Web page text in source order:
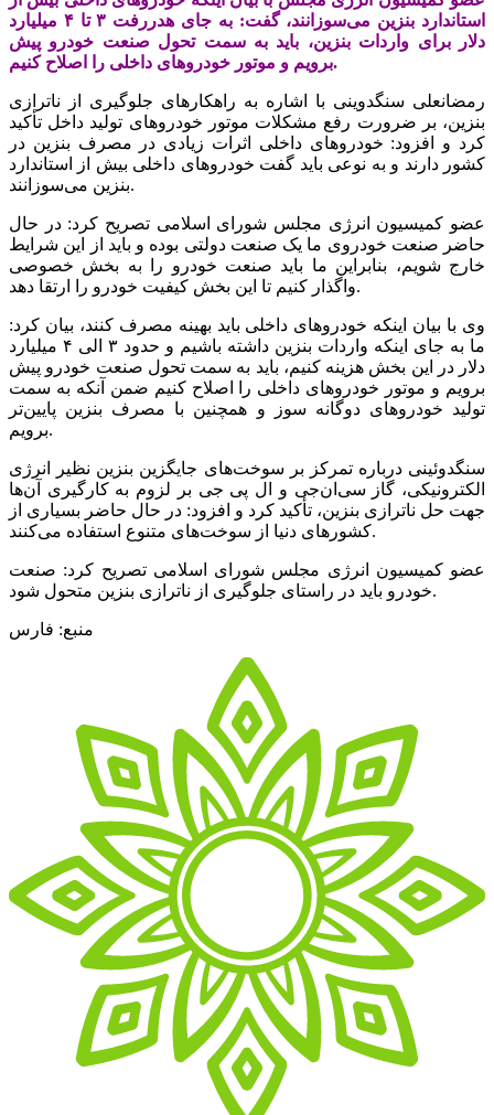
استاندارد بنزین می‌سوزانند، گفت: به جای هدررفت ۳ تا ۴ میلیارد
دلار برای واردات بنزین، باید به سمت تحول صنعت خودرو پیش
برویم و موتور خودروهای داخلی را اصلاح کنیم.
‌رمضانعلی سنگدوینی با اشاره به راهکارهای جلوگیری از ناترازی
بنزین، بر ضرورت ‌رفع مشکلات موتور خودروهای تولید داخل تأکید
کرد و افزود:‌‌ ‌خودروهای داخلی اثرات زیادی در مصرف‌ بنزین در
کشور دارند و به نوعی باید گفت خودروهای داخلی بیش از استاندارد
بنزین می‌سوزانند.
عضو کمیسیون انرژی مجلس شورای اسلامی تصریح کرد: در حال
حاضر صنعت خودروی ما یک صنعت دولتی بوده و باید از این شرایط
خارج شویم، بنابراین ما باید صنعت خودرو را به بخش خصوصی
واگذار کنیم تا این بخش کیفیت خودرو را ارتقا دهد.
وی با بیان اینکه خودروهای داخلی باید بهینه مصرف کنند، ‌‌بیان کرد:
ما به جای‌ اینکه واردات بنزین داشته باشیم و حدود ۳ الی ۴ میلیارد
دلار در این بخش هزینه کنیم، باید به سمت تحول صنعت خودرو پیش
برویم و موتور خودروهای داخلی را اصلاح کنیم ضمن آنکه به سمت
تولید خودروهای دوگانه سوز و همچنین با مصرف بنزین پایین‌تر
برویم.
سنگدوئینی درباره تمرکز بر سوخت‌های جایگزین بنزین نظیر‌ انرژی
الکترونیکی، گاز سی‌ان‌جی و ال پی جی بر لزوم به کارگیری آن‌ها
جهت حل ناترازی بنزین، تأکید کرد و افزود‌: در حال حاضر بسیاری از
کشورهای دنیا از سوخت‌های متنوع استفاده می‌کنند.
عضو کمیسیون انرژی مجلس شورای اسلامی تصریح کرد: ‌صنعت
خودرو باید در راستای جلوگیری از ناترازی بنزین متحول شود.
منبع: فارس